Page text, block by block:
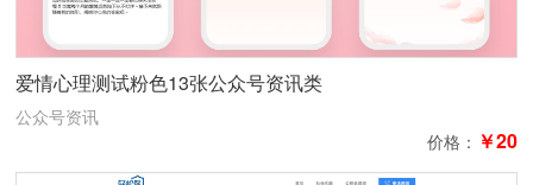
爱情心理测试粉色13张公众号资讯类
公众号资讯
价格： ￥20